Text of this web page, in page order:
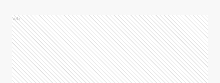
Ads